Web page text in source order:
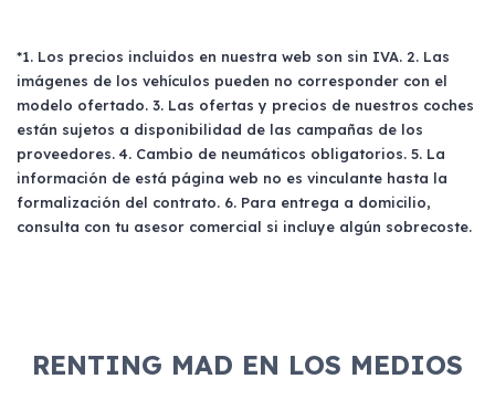
*1. Los precios incluidos en nuestra web son sin IVA. 2. Las
imágenes de los vehículos pueden no corresponder con el
modelo ofertado. 3. Las ofertas y precios de nuestros coches
están sujetos a disponibilidad de las campañas de los
proveedores. 4. Cambio de neumáticos obligatorios. 5. La
información de está página web no es vinculante hasta la
formalización del contrato. 6. Para entrega a domicilio,
consulta con tu asesor comercial si incluye algún sobrecoste.
RENTING MAD EN LOS MEDIOS